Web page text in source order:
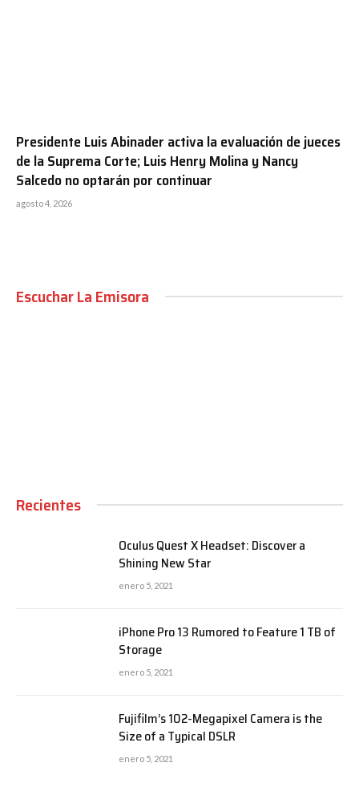
Presidente Luis Abinader activa la evaluación de jueces
de la Suprema Corte; Luis Henry Molina y Nancy
Salcedo no optarán por continuar
agosto 4, 2026
Escuchar La Emisora
Recientes
Oculus Quest X Headset: Discover a
Shining New Star
enero 5, 2021
iPhone Pro 13 Rumored to Feature 1 TB of
Storage
enero 5, 2021
Fujifilm’s 102-Megapixel Camera is the
Size of a Typical DSLR
enero 5, 2021